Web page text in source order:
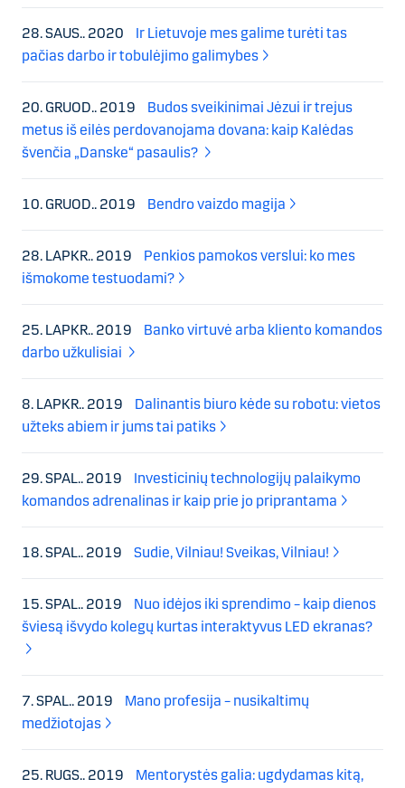
28. SAUS.. 2020
Ir Lietuvoje mes galime turėti tas
pačias darbo ir tobulėjimo galimybes
20. GRUOD.. 2019
Budos sveikinimai Jėzui ir trejus
metus iš eilės perdovanojama dovana: kaip Kalėdas
švenčia „Danske“ pasaulis?
10. GRUOD.. 2019 Bendro vaizdo magija
28. LAPKR.. 2019
Penkios pamokos verslui: ko mes
išmokome testuodami?
25. LAPKR.. 2019
Banko virtuvė arba kliento komandos
darbo užkulisiai
8. LAPKR.. 2019
Dalinantis biuro kėde su robotu: vietos
užteks abiem ir jums tai patiks
29. SPAL.. 2019
Investicinių technologijų palaikymo
komandos adrenalinas ir kaip prie jo priprantama
18. SPAL.. 2019 Sudie, Vilniau! Sveikas, Vilniau!
15. SPAL.. 2019
Nuo idėjos iki sprendimo – kaip dienos
šviesą išvydo kolegų kurtas interaktyvus LED ekranas?
7. SPAL.. 2019
Mano profesija – nusikaltimų
medžiotojas
25. RUGS.. 2019
Mentorystės galia: ugdydamas kitą,